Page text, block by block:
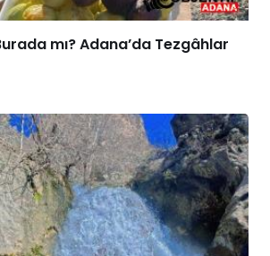
mı? Adana’da Tezgâhlar